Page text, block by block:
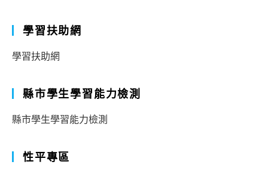
學習扶助網
學習扶助網
縣市學生學習能力檢測
縣市學生學習能力檢測
性平專區